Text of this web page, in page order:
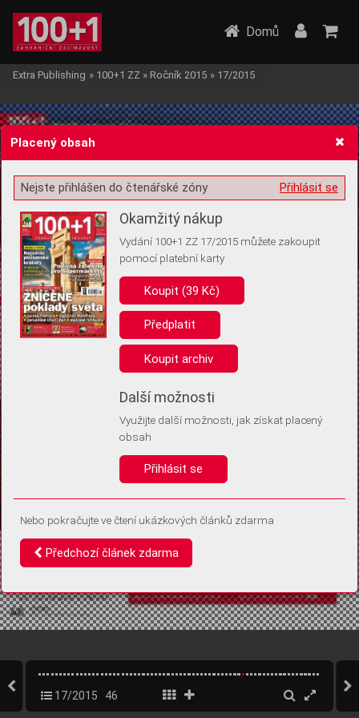
Žádost o souhlas s ukládáním volitelných informací
Pro základní fungování webu nepotřebujeme ukládat žádné informace
(tzv. cookies apod.). Rádi bychom vás ale požádali o souhlas s
uložením volitelných informací:
Anonymní unikátní ID
Díky němu příště poznáme, že se jedná o stejné zařízení, a
Identifikátor je zcela anonymní.
Vaše souhlasy a odmítnutí si ukládáme do vašeho zařízení, abychom se
vás už příště znovu neptali. Můžete je kdykoli později upravit ve Správě
Domů
Extra Publishing » 100+1 ZZ » Ročník 2015 » 17/2015
17/2015 46
Placený obsah
Přihlásit se
Nejste přihlášen do čtenářské zóny
Okamžitý nákup
Vydání 100+1 ZZ 17/2015 můžete zakoupit
pomocí platební karty
Koupit (39 Kč)
Předplatit
Koupit archiv
Další možnosti
Využijte další možnosti, jak získat placený
obsah
Přihlásit se
Nebo pokračujte ve čtení ukázkových článků zdarma
Předchozí článek zdarma